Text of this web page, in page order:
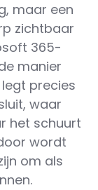
maar een
zichtbaar
365-
manier
precies
waar
het schuurt
wordt
om als